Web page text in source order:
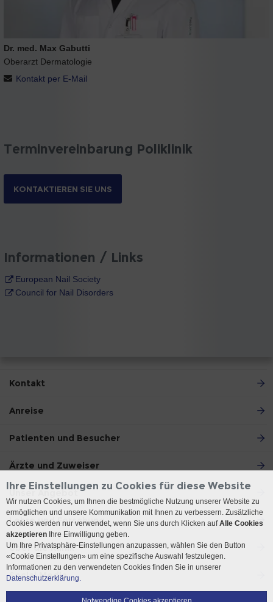
Dr. med. Max Gabutti
Oberarzt Dermatologie
Kontakt per E-Mail
Terminvereinbarung Poliklinik
KONTAKTIEREN SIE UNS
Informationen / Links
European Nail Society
Council for Nail Disorders
Kontakt
Anreise
Patienten und Besucher
Ärzte und Zuweiser
Unser Angebot
Lehre und Forschung
Über die Klinik
Social Media
Ihre Einstellungen zu Cookies für diese Website
Wir nutzen Cookies, um Ihnen die bestmögliche Nutzung unserer Website zu
ermöglichen und unsere Kommunikation mit Ihnen zu verbessern. Zusätzliche
Cookies werden nur verwendet, wenn Sie uns durch Klicken aufAlle Cookies
akzeptieren Ihre Einwilligung geben.
Um Ihre Privatsphäre-Einstellungen anzupassen, wählen Sie den Button
«Cookie Einstellungen» um eine spezifische Auswahl festzulegen.
Informationen zu den verwendeten Cookies finden Sie in unserer
Datenschutzerklärung.